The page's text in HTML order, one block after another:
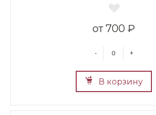
700 ₽
- +
В корзину